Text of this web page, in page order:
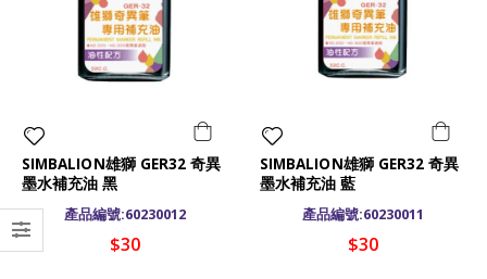
SIMBALION雄獅 GER32 奇異
墨水補充油 黑
產品編號:60230012
$30
SIMBALION雄獅 GER32 奇異
墨水補充油 藍
產品編號:60230011
$30